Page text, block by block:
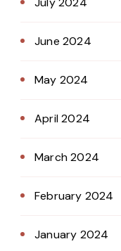
June 2024
May 2024
April 2024
March 2024
February 2024
January 2024